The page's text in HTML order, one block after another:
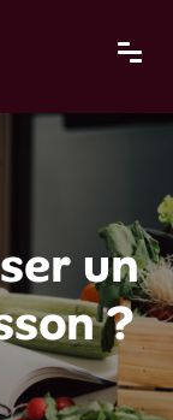
un
?